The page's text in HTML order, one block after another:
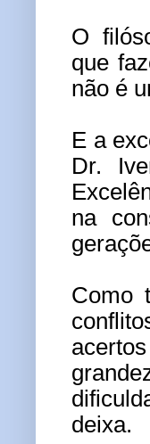
O
que
não é
E a
Dr.
na
Como
deixa.